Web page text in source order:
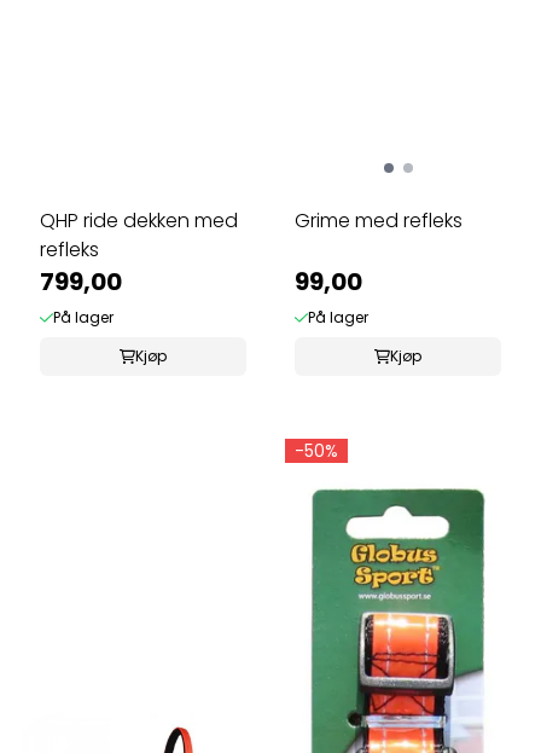
QHP ride dekken med
refleks
799,00
På lager
Kjøp
Grime med refleks
99,00
På lager
Kjøp
-50%